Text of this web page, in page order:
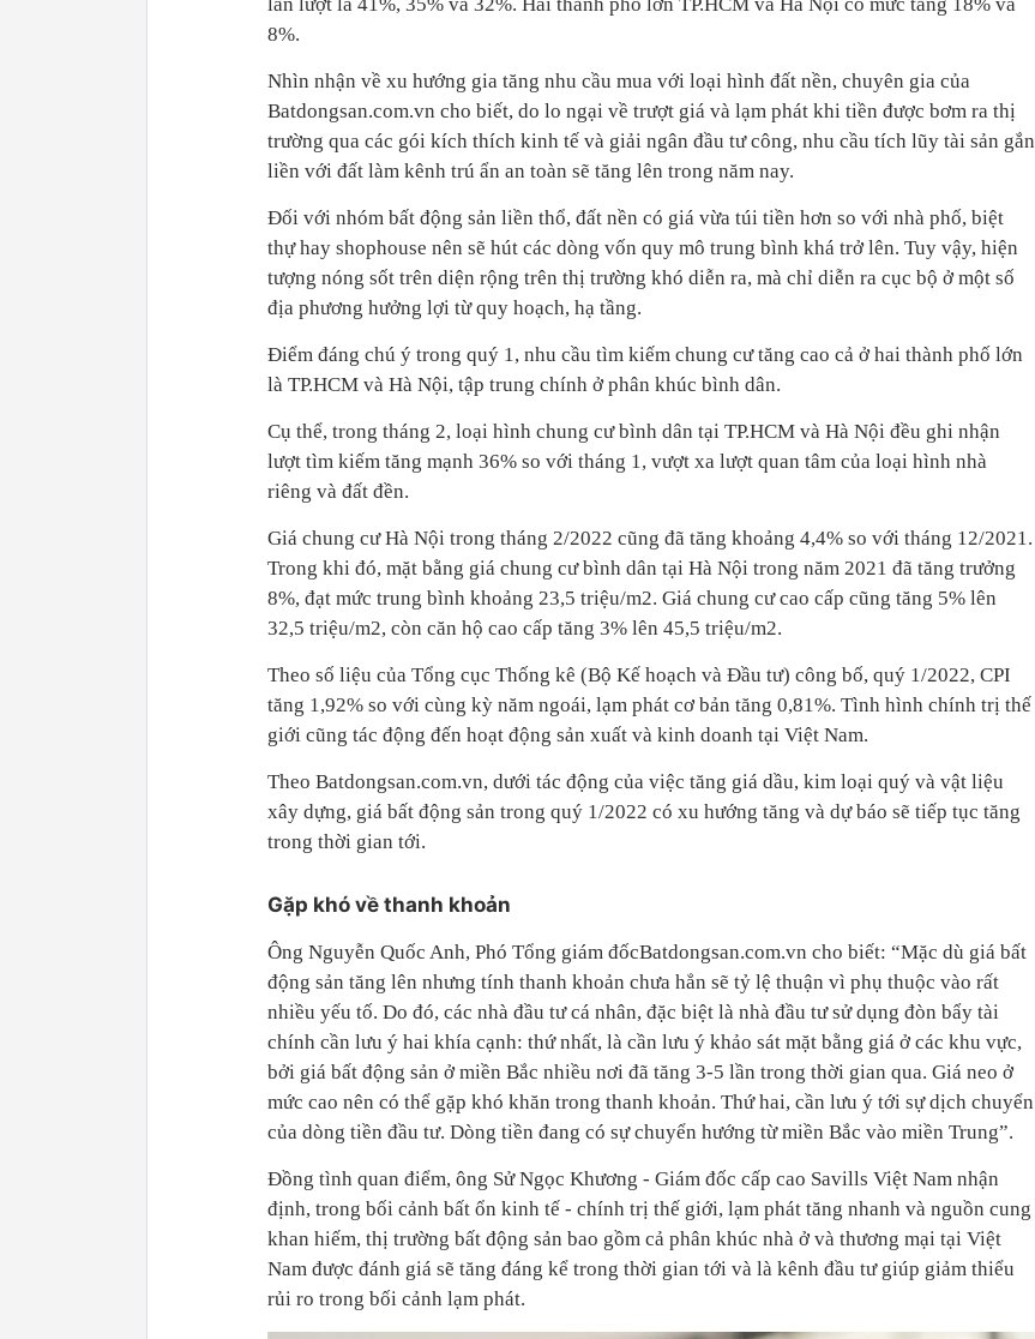
8%.
Nhìn nhận về xu hướng gia tăng nhu cầu mua với loại hình đất nền, chuyên gia của
Batdongsan.com.vn cho biết, do lo ngại về trượt giá và lạm phát khi tiền được bơm ra thị
trường qua các gói kích thích kinh tế và giải ngân đầu tư công, nhu cầu tích lũy tài sản gắn
liền với đất làm kênh trú ẩn an toàn sẽ tăng lên trong năm nay.
Đối với nhóm bất động sản liền thổ, đất nền có giá vừa túi tiền hơn so với nhà phố, biệt
thự hay shophouse nên sẽ hút các dòng vốn quy mô trung bình khá trở lên. Tuy vậy, hiện
tượng nóng sốt trên diện rộng trên thị trường khó diễn ra, mà chỉ diễn ra cục bộ ở một số
địa phương hưởng lợi từ quy hoạch, hạ tầng.
Điểm đáng chú ý trong quý 1, nhu cầu tìm kiếm chung cư tăng cao cả ở hai thành phố lớn
là TP.HCM và Hà Nội, tập trung chính ở phân khúc bình dân.
Cụ thể, trong tháng 2, loại hình chung cư bình dân tại TP.HCM và Hà Nội đều ghi nhận
lượt tìm kiếm tăng mạnh 36% so với tháng 1, vượt xa lượt quan tâm của loại hình nhà
riêng và đất đền.
Giá chung cư Hà Nội trong tháng 2/2022 cũng đã tăng khoảng 4,4% so với tháng 12/2021.
Trong khi đó, mặt bằng giá chung cư bình dân tại Hà Nội trong năm 2021 đã tăng trưởng
8%, đạt mức trung bình khoảng 23,5 triệu/m2. Giá chung cư cao cấp cũng tăng 5% lên
32,5 triệu/m2, còn căn hộ cao cấp tăng 3% lên 45,5 triệu/m2.
Theo số liệu của Tổng cục Thống kê (Bộ Kế hoạch và Đầu tư) công bố, quý 1/2022, CPI
tăng 1,92% so với cùng kỳ năm ngoái, lạm phát cơ bản tăng 0,81%. Tình hình chính trị thế
giới cũng tác động đến hoạt động sản xuất và kinh doanh tại Việt Nam.
Theo Batdongsan.com.vn, dưới tác động của việc tăng giá dầu, kim loại quý và vật liệu
xây dựng, giá bất động sản trong quý 1/2022 có xu hướng tăng và dự báo sẽ tiếp tục tăng
trong thời gian tới.
Gặp khó về thanh khoản
Ông Nguyễn Quốc Anh, Phó Tổng giám đốcBatdongsan.com.vn cho biết: “Mặc dù giá bất
động sản tăng lên nhưng tính thanh khoản chưa hẳn sẽ tỷ lệ thuận vì phụ thuộc vào rất
nhiều yếu tố. Do đó, các nhà đầu tư cá nhân, đặc biệt là nhà đầu tư sử dụng đòn bẩy tài
chính cần lưu ý hai khía cạnh: thứ nhất, là cần lưu ý khảo sát mặt bằng giá ở các khu vực,
bởi giá bất động sản ở miền Bắc nhiều nơi đã tăng 3-5 lần trong thời gian qua. Giá neo ở
mức cao nên có thể gặp khó khăn trong thanh khoản. Thứ hai, cần lưu ý tới sự dịch chuyển
của dòng tiền đầu tư. Dòng tiền đang có sự chuyển hướng từ miền Bắc vào miền Trung”.
Đồng tình quan điểm, ông Sử Ngọc Khương - Giám đốc cấp cao Savills Việt Nam nhận
định, trong bối cảnh bất ổn kinh tế - chính trị thế giới, lạm phát tăng nhanh và nguồn cung
khan hiếm, thị trường bất động sản bao gồm cả phân khúc nhà ở và thương mại tại Việt
Nam được đánh giá sẽ tăng đáng kể trong thời gian tới và là kênh đầu tư giúp giảm thiểu
rủi ro trong bối cảnh lạm phát.